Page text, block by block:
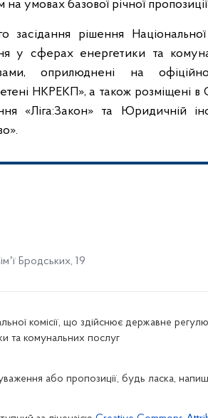
умовах базової річної
засідання рішення
у сферах енергетики та
оприлюднені на
НКРЕКП», а також розміщені в
«Ліга:Закон» та Юридичній
Бродських, 19
комісії, що здійснює державне
та комунальних послуг
або пропозиції, будь ласка,